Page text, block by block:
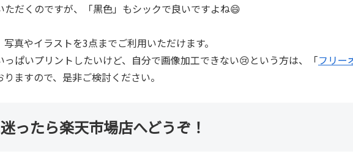
ただくのですが、「黒色」もシックで良いですよね😄
写真やイラストを3点までご利用いただけます。
ぱいプリントしたいけど、自分で画像加工できない😢という方は、「フリー
ますので、是非ご検討ください。
ったら楽天市場店へどうぞ！